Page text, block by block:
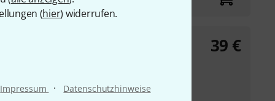
(hier) widerrufen.
Impressum · Datenschutzhinweise
39 €